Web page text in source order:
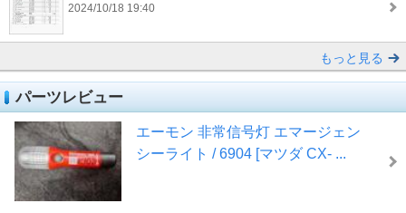
2024/10/18 19:40
もっと見る
パーツレビュー
エーモン 非常信号灯 エマージェン
シーライト / 6904 [マツダ CX- ...